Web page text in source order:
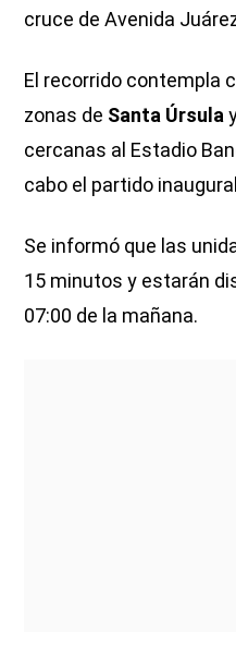
cruce de Avenida
El recorrido contempla
zonas de Santa Úrsula
cercanas al Estadio
cabo el partido
Se informó que las
15 minutos y estarán
07:00 de la mañana.